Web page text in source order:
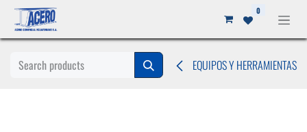
Ir al contenido 0
EQUIPOS Y HERRAMIENTAS